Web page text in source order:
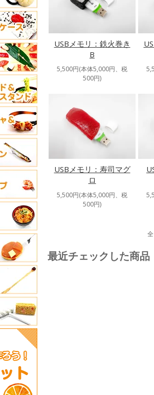
USBメモリ：鉄火巻き
B
5,500円(本体5,000円、税
500円)
USBメモリ：寿司マグ
ロ
5,500円(本体5,000円、税
500円)
最近チェックした商品